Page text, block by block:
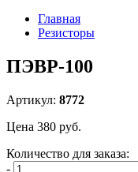
Главная
Резисторы
ПЭВР-100
Артикул: 8772
Цена 380 руб.
Количество для заказа:
-